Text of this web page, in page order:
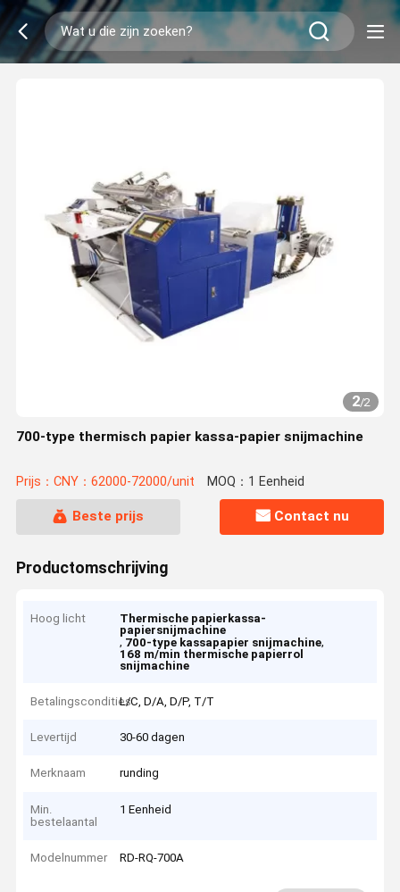
2/2
700-type thermisch papier kassa-papier snijmachine
Prijs：CNY：62000-72000/unit MOQ：1 Eenheid
Beste prijs Contact nu
Productomschrijving
Hoog licht
Thermische papierkassa-
papiersnijmachine
, 700-type kassapapier snijmachine,
168 m/min thermische papierrol
snijmachine
BetalingsconditiesL/C, D/A, D/P, T/T
Levertijd 30-60 dagen
Merknaam runding
Min.
bestelaantal
1 Eenheid
Modelnummer RD-RQ-700A